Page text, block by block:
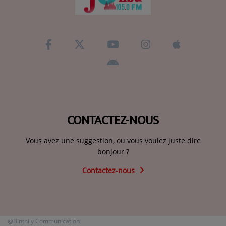
CONTACTEZ-NOUS
Vous avez une suggestion, ou vous voulez juste dire
bonjour ?
Contactez-nous
@Binthily Communication